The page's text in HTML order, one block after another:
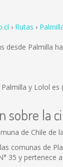
Rutas
desde Palmilla
y Lolol es
sobre la
de Chile de
comunas de
35 y pertenece